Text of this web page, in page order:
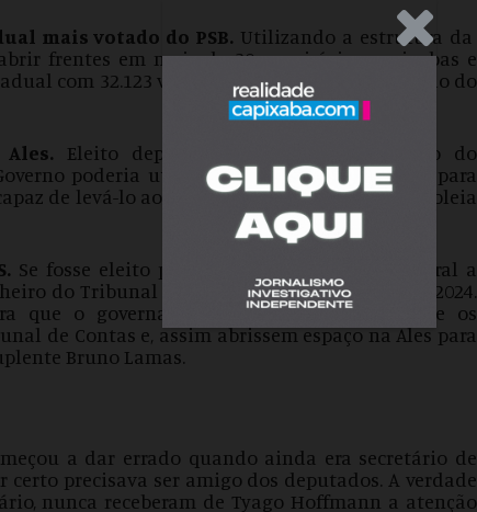
.Anúncio
mais votado do PSB. Utilizando a estrutura da
frentes em mais de 30 municípios capixabas e
com 32.123 votos, se tornando o mais votado do
Eleito deputado estadual pelo partido do
poderia utilizar o nome de Casagrande para
de levá-lo ao posto de presidente da Assembleia
Se fosse eleito presidente da Ales, seria natural a
do Tribunal de Contas, que será aberta em 2024.
que o governador jogaria pesado para que os
de Contas e, assim abrissem espaço na Ales para
Bruno Lamas.
a dar errado quando ainda era secretário de
certo precisava ser amigo dos deputados. A verdade
nunca receberam de Tyago Hoffmann a atenção